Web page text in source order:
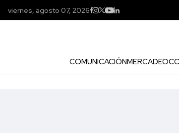
viernes, agosto 07, 2026
COMUNICACIÓNMERCADEO